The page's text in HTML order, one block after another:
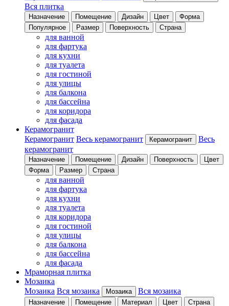
Вся плитка
Назначение Помещение Дизайн Цвет
Форма
Популярное
Размер Поверхность Страна
для ванной
для фартука
для кухни
для туалета
для гостиной
для улицы
для балкона
для бассейна
для коридора
для фасада
Керамогранит
Керамогранит Весь керамогранит Керамогранит
Весь
керамогранит
Назначение Помещение Дизайн Поверхность
Цвет
Форма
Размер Страна
для ванной
для фартука
для кухни
для туалета
для коридора
для гостиной
для улицы
для балкона
для бассейна
для фасада
Мраморная плитка
Мозаика
Мозаика Вся мозаика Мозаика Вся мозаика
Назначение Помещение Материал Цвет Страна